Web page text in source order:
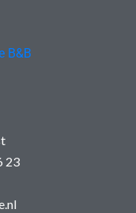
B&B
23